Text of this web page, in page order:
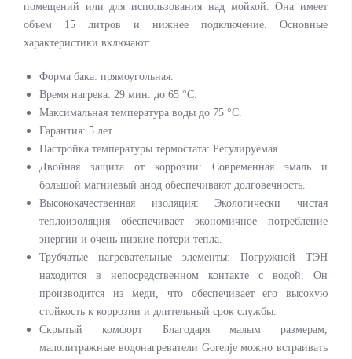
помещений или для использования над мойкой. Она имеет
объем 15 литров и нижнее подключение. Основные
характеристики включают:
Форма бака: прямоугольная.
Время нагрева: 29 мин. до 65 °C.
Максимальная температура воды до 75 °C.
Гарантия: 5 лет.
Настройка температуры термостата: Регулируемая.
Двойная защита от коррозии: Современная эмаль и
большой магниевый анод обеспечивают долговечность.
Высококачественная изоляция: Экологически чистая
теплоизоляция обеспечивает экономичное потребление
энергии и очень низкие потери тепла.
Трубчатые нагревательные элементы: Погружной ТЭН
находится в непосредственном контакте с водой. Он
производится из меди, что обеспечивает его высокую
стойкость к коррозии и длительный срок службы.
Скрытый комфорт Благодаря малым размерам,
малолитражные водонагреватели Gorenje можно встраивать